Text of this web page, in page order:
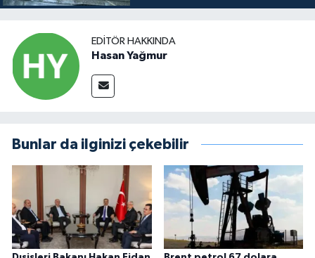
EDITÖR HAKKINDA
Hasan Yağmur
Bunlar da ilginizi çekebilir